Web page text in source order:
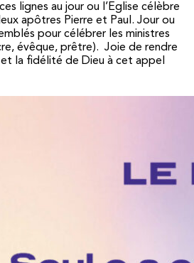
lignes au jour ou l’Eglise célèbre
apôtres Pierre et Paul. Jour ou
pour célébrer les ministres
évêque, prêtre). Joie de rendre
la fidélité de Dieu à cet appel